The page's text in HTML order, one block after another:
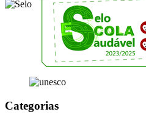
Categorias